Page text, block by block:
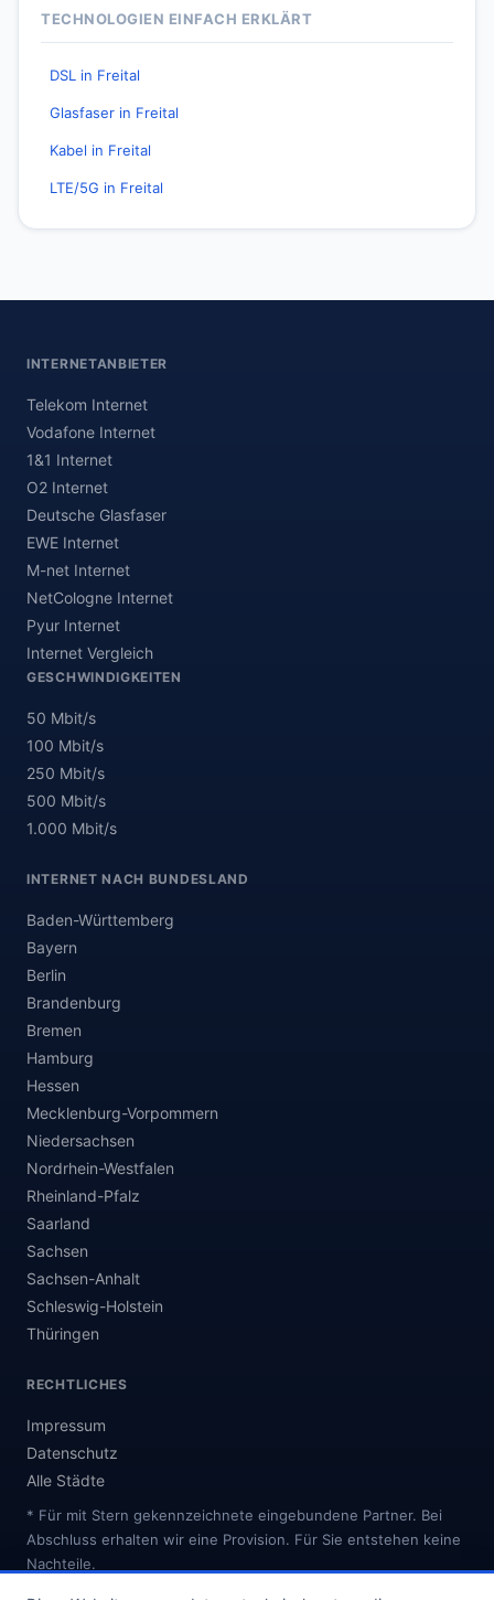
TECHNOLOGIEN EINFACH ERKLÄRT
DSL in Freital
Glasfaser in Freital
Kabel in Freital
LTE/5G in Freital
INTERNETANBIETER
Telekom Internet
Vodafone Internet
1&1 Internet
O2 Internet
Deutsche Glasfaser
EWE Internet
M-net Internet
NetCologne Internet
Pyur Internet
Internet Vergleich
GESCHWINDIGKEITEN
50 Mbit/s
100 Mbit/s
250 Mbit/s
500 Mbit/s
1.000 Mbit/s
INTERNET NACH BUNDESLAND
Baden-Württemberg
Bayern
Berlin
Brandenburg
Bremen
Hamburg
Hessen
Mecklenburg-Vorpommern
Niedersachsen
Nordrhein-Westfalen
Rheinland-Pfalz
Saarland
Sachsen
Sachsen-Anhalt
Schleswig-Holstein
Thüringen
RECHTLICHES
Impressum
Datenschutz
Alle Städte
* Für mit Stern gekennzeichnete eingebundene Partner. Bei
Abschluss erhalten wir eine Provision. Für Sie entstehen keine
Nachteile.